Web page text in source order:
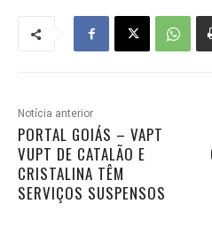
Notícia anterior
PORTAL GOIÁS – VAPT
VUPT DE CATALÃO E
CRISTALINA TÊM
SERVIÇOS SUSPENSOS